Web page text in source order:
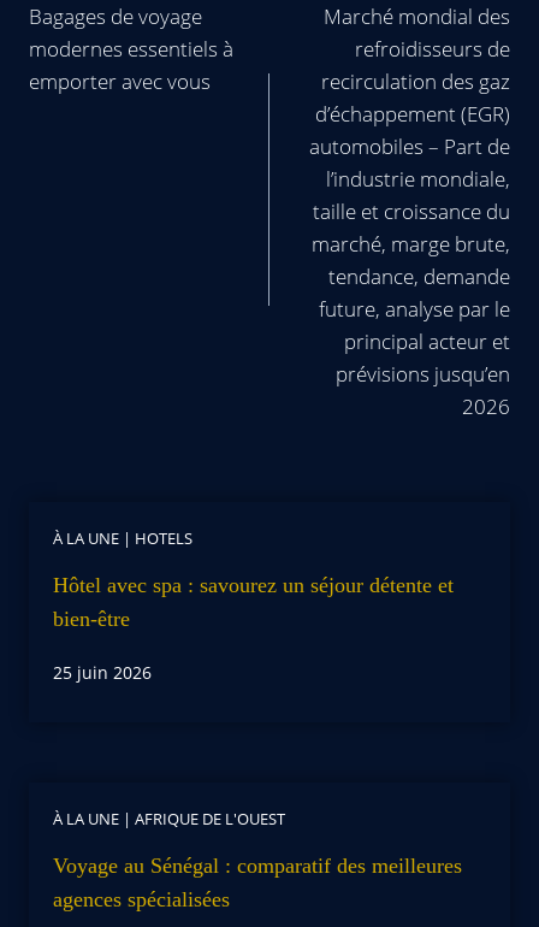
Bagages de voyage
modernes essentiels à
emporter avec vous
Marché mondial des
refroidisseurs de
recirculation des gaz
d’échappement (EGR)
automobiles – Part de
l’industrie mondiale,
taille et croissance du
marché, marge brute,
tendance, demande
future, analyse par le
principal acteur et
prévisions jusqu’en
2026
À LA UNE | HOTELS
Hôtel avec spa : savourez un séjour détente et
bien-être
25 juin 2026
À LA UNE | AFRIQUE DE L'OUEST
Voyage au Sénégal : comparatif des meilleures
agences spécialisées